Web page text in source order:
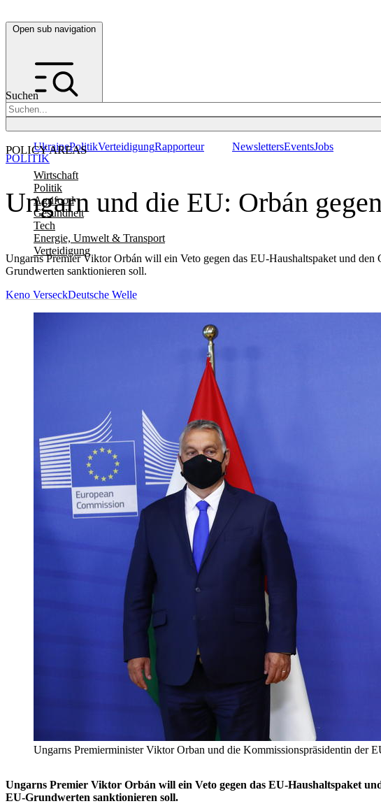
Open sub navigation
Suchen
POLICY AREAS
Wirtschaft
Politik
Agrifood
Gesundheit
Tech
Energie, Umwelt & Transport
Verteidigung
UkrainePolitikVerteidigungRapporteur NewslettersEventsJobs
Ungarn und die EU: Orbán
Ungarns Premier Viktor Orbán will ein Veto gegen das EU-Haushaltspaket und
Grundwerten sanktionieren soll.
POLITIK
Keno VerseckDeutsche Welle
Ungarns Premierminister Viktor Orban und die Kommissionspräsidentin
Ungarns Premier Viktor Orbán will ein Veto gegen das EU-Haushaltspaket
EU-Grundwerten sanktionieren soll.